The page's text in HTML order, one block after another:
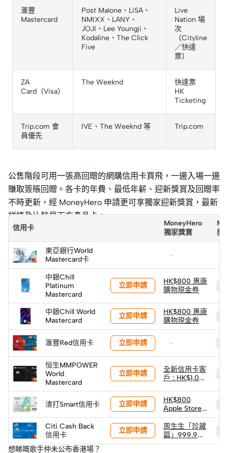
滙豐
Mastercard
Post Malone、LiSA、
NMIXX、LANY、
JOJI、Lee Youngji、
Kodaline、The Click
Five
Live
Nation 場
次
（Cityline
／快達
票）
ZA
Card（Visa）
The Weeknd
快達票
HK
Ticketing
Trip.com 會
員優先
IVE、The Weeknd 等 Trip.com
公售階段可用一張高回贈的網購信用卡買飛，一邊入場一邊
賺取簽賬回贈。各卡的年費、最低年薪、迎新獎賞及回贈率
不時更新，經 MoneyHero 申請更可享獨家迎新獎賞，最新
詳情及比較見下方產品卡。
信用卡
MoneyHero
獨家獎賞
獎
東亞銀行World
Mastercard卡
-
中銀Chill
Platinum
Mastercard
立即申請
HK$800 惠康
購物現金券
中銀Chill World
Mastercard
立即申請
HK$800 惠康
購物現金券
滙豐Red信用卡 立即申請 -
恒生MMPOWER
World
Mastercard
立即申請
全新信用卡客
戶 : HK$1,000
轉數快)
渣打Smart信用卡 立即申請
HK$800
Apple Store
禮品卡
Citi Cash Back
信用卡
立即申請
周生生「珍藏
篇」999.9黃
金小馬 (1克) ×
想睇嘅歌手仲未公布香港場？